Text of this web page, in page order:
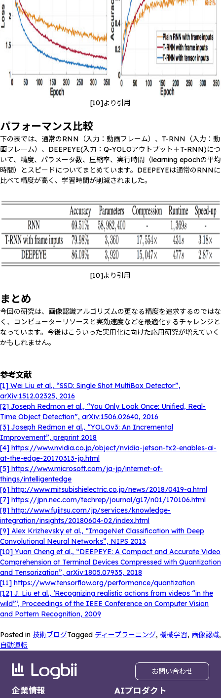
[10]より引用
パフォーマンス比較
下の表では、通常のRNN（入力：動画フレーム）、T-RNN（入力：動
画フレーム）、DEEPEYE(入力：Q-YOLOアウトプット＋T-RNN)につ
いて、精度、パラメータ数、圧縮率、実行時間（learning epochの平均
時間）とスピードについてまとめています。DEEPEYEは通常のRNNに
比べて精度が高く、学習時間が削減されました。
[10]より引用
まとめ
今回の研究は、画像認識アルゴリズムの更なる精度を追求するのではな
く、コンピューターリソースと実効速度などを最適化するチャレンジと
なっています。今後はこういった実用化に向けた応用研究が増えていく
かもしれません。
参考文献
[1] Wei Liu et al., “SSD: Single Shot MultiBox Detector”,
arXiv:1512.02325, 2016
[2] Joseph Redmon et al., “You Only Look Once: Unified, Real-
Time Object Detection”, arXiv:1506.02640, 2016
[3] Joseph Redmon et al., “YOLOv3: An Incremental
Improvement”, preprint 2018
[4] https://www.nvidia.co.jp/object/nvidia-jetson-tx2-enables-ai-
at-the-edge-20170313-jp.html
[5] https://www.microsoft.com/ja-jp/internet-of-
things/intelligentedge
[6] http://www.mitsubishielectric.co.jp/news/2018/0419-a.html
[7] https://jpn.nec.com/techrep/journal/g17/n01/170106.html
[8] http://www.fujitsu.com/jp/services/knowledge-
integration/insights/20180604-02/index.html
[9] Alex Krizhevsky et al., “ImageNet Classification with Deep
Convolutional Neural Networks”, NIPS 2013
[10] Yuan Cheng et al., “DEEPEYE: A Compact and Accurate Video
Comprehension at Terminal Devices Compressed with Quantization
and Tensorization”, arXiv:1805.07935, 2018
[11] https://www.tensorflow.org/performance/quantization
[12] J. Liu et al., ‘Recognizing realistic actions from videos “in the
wild”‘, Proceedings of the IEEE Conference on Computer Vision
and Pattern Recognition, 2009
Posted in 技術ブログTagged ディープラーニング, 機械学習, 画像認識,
自動運転
お問い合わせ
企業情報 AIプロダクト